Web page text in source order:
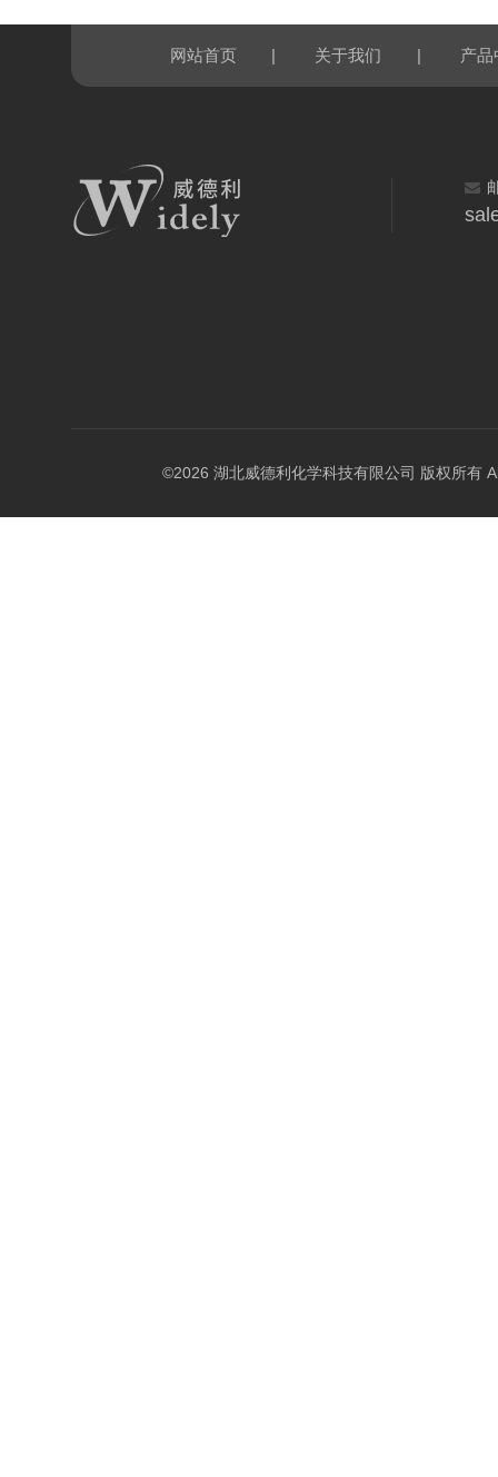
网站首页 | 关于我们 | 产品
©2026 湖北威德利化学科技有限公司 版权所有